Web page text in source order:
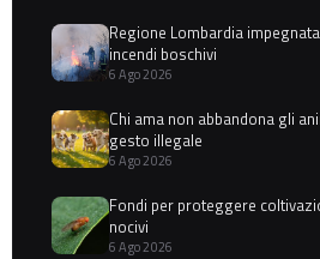
Regione Lombardia
incendi boschivi
6 Ago 2026
Chi ama non abbandona gli
gesto illegale
6 Ago 2026
Fondi per proteggere
nocivi
6 Ago 2026